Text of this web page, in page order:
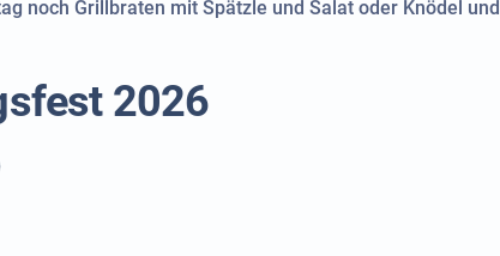
noch Grillbraten mit Spätzle und Salat oder Knödel und
2026